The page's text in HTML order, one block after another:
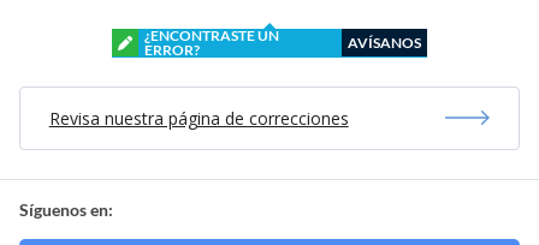
¿ENCONTRASTE UN
ERROR?
AVÍSANOS
Revisa nuestra página de correcciones
Síguenos en: